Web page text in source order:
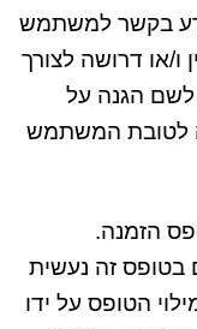
בקשר למשתמש
או דרושה לצורך
לשם הגנה על
לטובת המשתמש
הזמנה.
זה נעשית
הטופס על ידו